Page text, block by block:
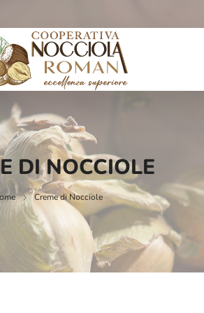
DI NOCCIOLE
Creme di Nocciole